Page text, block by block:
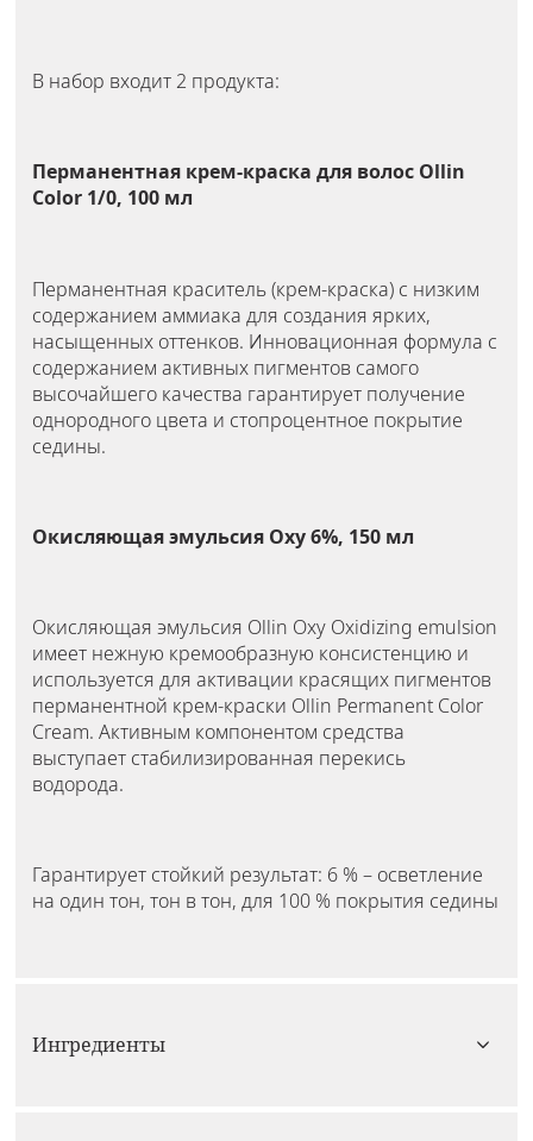
В набор входит 2 продукта:
Перманентная крем-краска для волос Ollin
Color 1/0, 100 мл
Перманентная краситель (крем-краска) с низким
содержанием аммиака для создания ярких,
насыщенных оттенков. Инновационная формула с
содержанием активных пигментов самого
высочайшего качества гарантирует получение
однородного цвета и стопроцентное покрытие
седины.
Окисляющая эмульсия Oxy 6%, 150 мл
Окисляющая эмульсия Ollin Oxy Oxidizing emulsion
имеет нежную кремообразную консистенцию и
используется для активации красящих пигментов
перманентной крем-краски Ollin Permanent Color
Cream. Активным компонентом средства
выступает стабилизированная перекись
водорода.
Гарантирует стойкий результат: 6 % – осветление
на один тон, тон в тон, для 100 % покрытия седины
Ингредиенты